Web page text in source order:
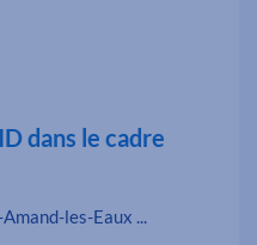
dans le cadre
les-Eaux ...